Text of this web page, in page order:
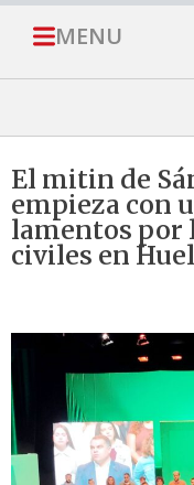
MENU
El mitin de
empieza con
lamentos por
civiles en